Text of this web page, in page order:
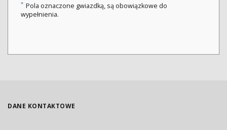
* Pola oznaczone gwiazdką, są obowiązkowe do
wypełnienia.
DANE KONTAKTOWE